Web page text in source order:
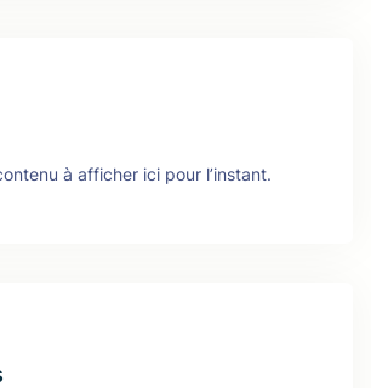
à afficher ici pour l’instant.